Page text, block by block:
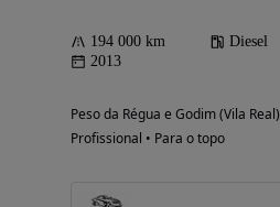
194 000 km Diesel
2013
Peso da Régua e Godim (Vila Real)
Profissional • Para o topo